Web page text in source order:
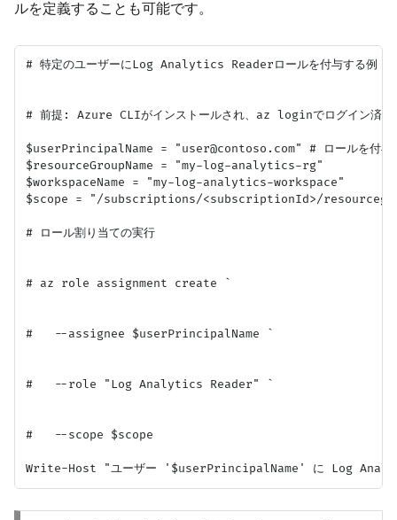
ルを定義することも可能です。
# 特定のユーザーにLog Analytics Readerロールを付与する例
# 前提: Azure CLIがインストールされ、az loginでログイン済み
$userPrincipalName = "user@contoso.com" # ロールを付与す
$resourceGroupName = "my-log-analytics-rg"
$workspaceName = "my-log-analytics-workspace"
$scope = "/subscriptions/<subscriptionId>/
# ロール割り当ての実行
# az role assignment create `
#   --assignee $userPrincipalName `
#   --role "Log Analytics Reader" `
#   --scope $scope